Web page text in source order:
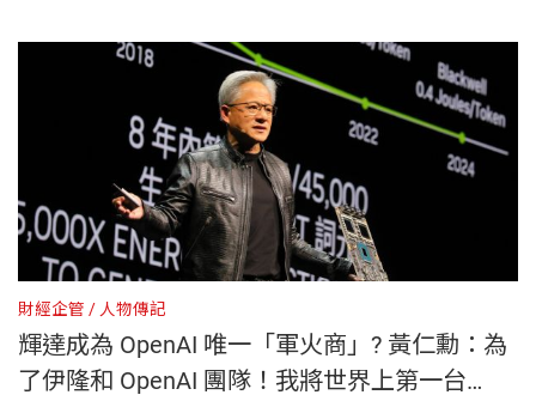
財經企管 人物傳記
輝達成為 OpenAI 唯一「軍火商」? 黃仁勳：為
了伊隆和 OpenAI 團隊！我將世界上第一台